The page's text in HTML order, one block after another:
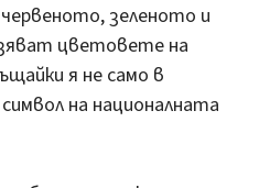
зеленото и
цветовете на
я не само в
на националната